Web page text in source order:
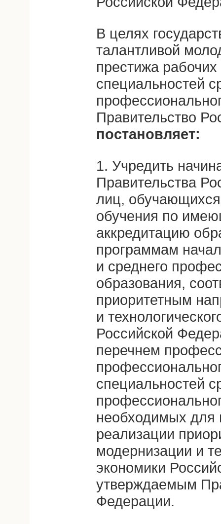
В целях
талантливой
престижа
специальностей
Правительство
постановляет:
1. Учредить
Правительства
лиц,
обучения по
аккредитацию
программам
и среднего
образования,
приоритетным
и
Российской
перечнем
специальностей
необходимых для
реализации
модернизации и
экономики
утверждаемым
Федерации.